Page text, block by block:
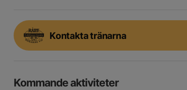
Kontakta tränarna
Kommande aktiviteter